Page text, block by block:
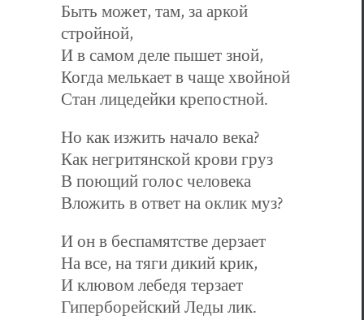
Быть может, там, за аркой
стройной,
И в самом деле пышет зной,
Когда мелькает в чаще хвойной
Стан лицедейки крепостной.
Но как изжить начало века?
Как негритянской крови груз
В поющий голос человека
Вложить в ответ на оклик муз?
И он в беспамятстве дерзает
На все, на тяги дикий крик,
И клювом лебедя терзает
Гиперборейский Леды лик.